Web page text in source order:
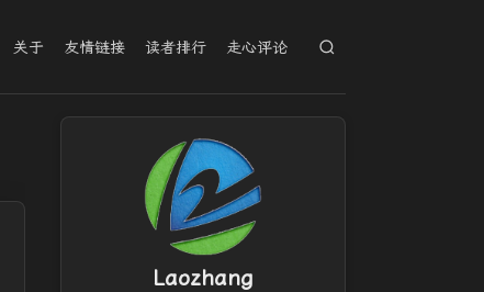
关于 友情链接 读者排行 走心评论
Laozhang